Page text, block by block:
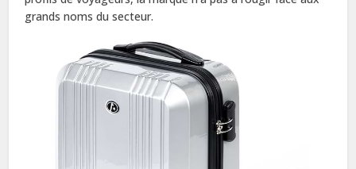
grands noms du secteur.